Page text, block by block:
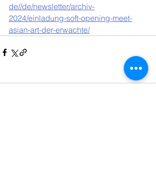
de//de/newsletter/archiv-
2024/einladung-soft-opening-meet-
asian-art-der-erwachte/